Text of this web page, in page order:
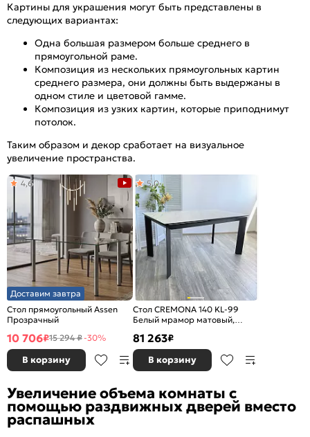
Картины для украшения могут быть представлены в
следующих вариантах:
Одна большая размером больше среднего в
прямоугольной раме.
Композиция из нескольких прямоугольных картин
среднего размера, они должны быть выдержаны в
одном стиле и цветовой гамме.
Композиция из узких картин, которые приподнимут
потолок.
Таким образом и декор сработает на визуальное
увеличение пространства.
Доставим завтра
Стол прямоугольный Assen
Прозрачный
4,6
10 706₽15 294 ₽-30%
В корзину
Стол CREMONA 140 KL-99
Белый мрамор матовый,
черный
5,0
81 263₽
В корзину
Увеличение объема комнаты с
помощью раздвижных дверей вместо
распашных